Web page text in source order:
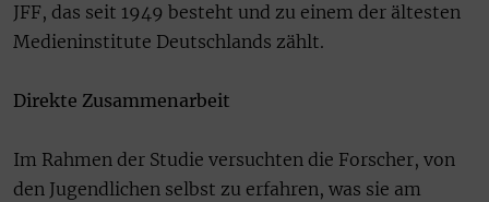
JFF, das seit 1949 besteht und zu einem der ältesten
Medieninstitute Deutschlands zählt.
Direkte Zusammenarbeit
Im Rahmen der Studie versuchten die Forscher, von
den Jugendlichen selbst zu erfahren, was sie am